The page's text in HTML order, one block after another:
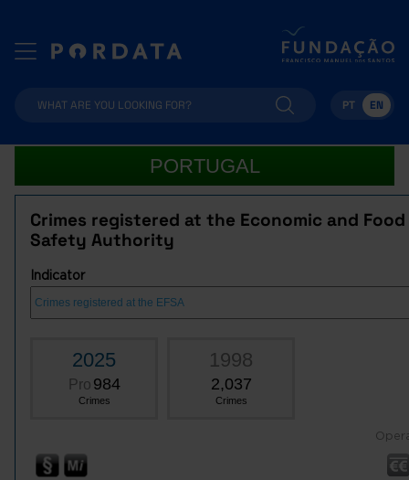
PT EN
PORTUGAL
Crimes registered at the Economic and Food
Safety Authority
Indicator
2025
Pro 984
Crimes
1998
2,037
Crimes